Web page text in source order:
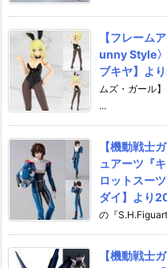
【フレーム
unny Style〉
ブキヤ】よ
ムズ・ガール
...
【機動戦士
ュアーツ『
ロットスー
ダイ】より
の『
【機動戦士